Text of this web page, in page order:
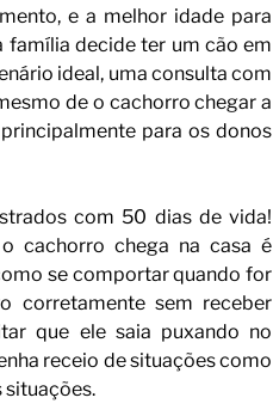
e a melhor idade para
família decide ter um cão em
ideal, uma consulta com
de o cachorro chegar a
para os donos
com 50 dias de vida!
cachorro chega na casa é
se comportar quando for
corretamente sem receber
que ele saia puxando no
receio de situações como
situações.